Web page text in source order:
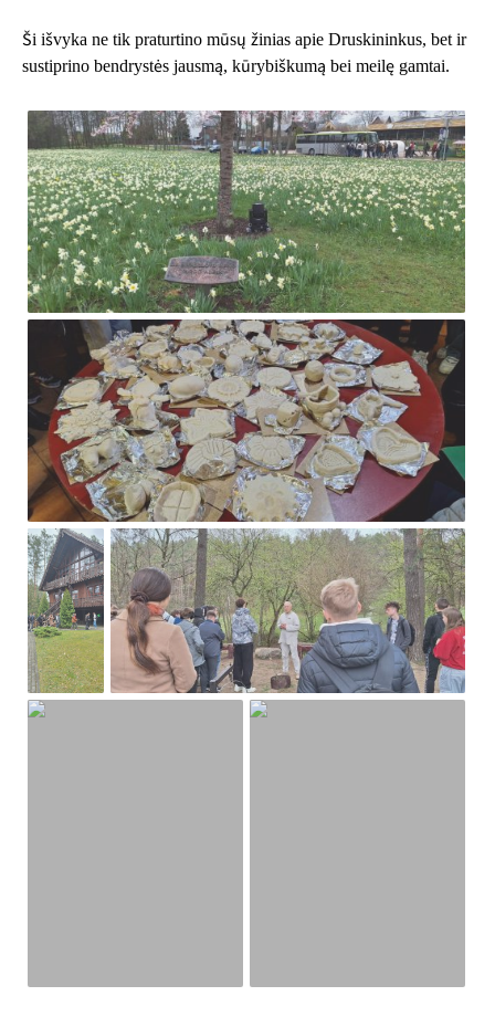
Ši išvyka ne tik praturtino mūsų žinias apie Druskininkus, bet ir
sustiprino bendrystės jausmą, kūrybiškumą bei meilę gamtai.